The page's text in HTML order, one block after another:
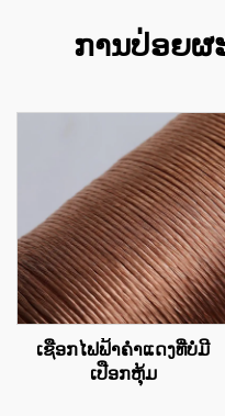
ການປ່ອຍ
ເຊືອກໄຟຟ້າຄຳແດງທີ່ບໍ່ມີ
ເປືອກຫຸ້ມ